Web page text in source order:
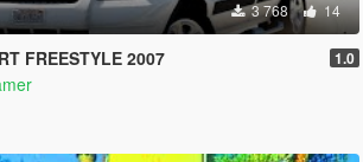
3 768 14
FREESTYLE 2007 1.0